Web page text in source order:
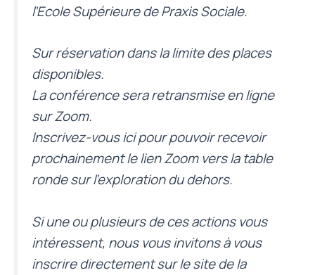
l’Ecole Supérieure de Praxis Sociale.
Sur réservation dans la limite des places
disponibles.
La conférence sera retransmise en ligne
sur Zoom.
Inscrivez-vous icipour pouvoir recevoir
prochainement le lien Zoom vers la table
ronde sur l’exploration du dehors.
Si une ou plusieurs de ces actions vous
intéressent, nous vous invitons à vous
inscrire directement sur le site de la